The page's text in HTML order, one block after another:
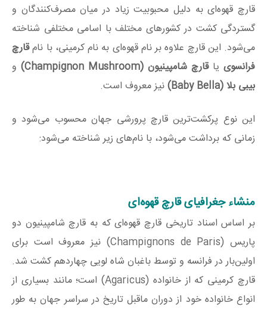
قارچ قهوه‌ای به دلیل محبوبیت زیاد در میان مصرف‌کنندگان و
گستردگی کشت در کشورهای مختلف با اسامی مختلفی شناخته
می‌شود. این قارچ علاوه بر نام قهوه‌ای به نام کرمینی، با نامقارچ
فرانسوی یاقارچ شامپینیون (Champignon Mushroom)
و
بیبی بلا (Baby Bella)
نیز معروف است.
این نوع پرکشت‌ترین قارچ پرورشی جهان محسوب می‌شود و
زمانی که برداشت می‌شود، با نام‌های زیر شناخته می‌شود:
منشاء جغرافیای قارچ قهوه‌ای
بر اساس اسناد تاریخی قارچ قهوه‌ای که به قارچ شامپینیون دو
پاریس (Champignons de Paris) نیز معروف است برای
اولین‌بار در فرانسه و توسط باغبان شاه لویی چهاردهم کشت شد.
قارچ کرمینی که از خانواده (Agaricus) است؛ مانند بسیاری از
انواع خانواده خود از دوران ماقبل تاریخ در سراسر جهان به طور